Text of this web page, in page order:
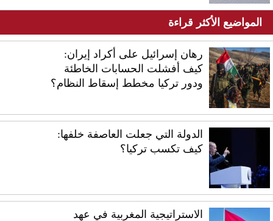
المواضيع الأكثر قراءة
رهان إسرائيل على أكراد إيران:
كيف أفشلت الحسابات الخاطئة
ودور تركيا مخطط إسقاط النظام؟
الدولة التي جعلت العاصفة خلفها:
كيف تكسب تركيا؟
الاستراتيجية المغربية في عهد